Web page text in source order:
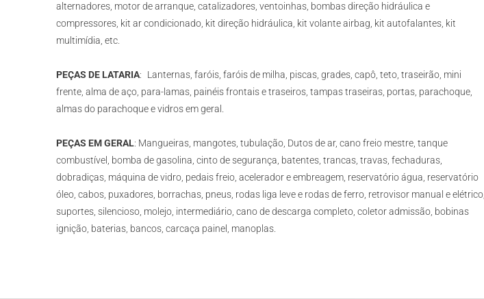
alternadores, motor de arranque, catalizadores, ventoinhas, bombas direção hidráulica e
compressores, kit ar condicionado, kit direção hidráulica, kit volante airbag, kit autofalantes, kit
multimídia, etc.
PEÇAS DE LATARIA: Lanternas, faróis, faróis de milha, piscas, grades, capô, teto, traseirão, mini
frente, alma de aço, para-lamas, painéis frontais e traseiros, tampas traseiras, portas, parachoque,
almas do parachoque e vidros em geral.
PEÇAS EM GERAL: Mangueiras, mangotes, tubulação, Dutos de ar, cano freio mestre, tanque
combustível, bomba de gasolina, cinto de segurança, batentes, trancas, travas, fechaduras,
dobradiças, máquina de vidro, pedais freio, acelerador e embreagem, reservatório água, reservatório
óleo, cabos, puxadores, borrachas, pneus, rodas liga leve e rodas de ferro, retrovisor manual e elétrico,
suportes, silencioso, molejo, intermediário, cano de descarga completo, coletor admissão, bobinas
ignição, baterias, bancos, carcaça painel, manoplas.